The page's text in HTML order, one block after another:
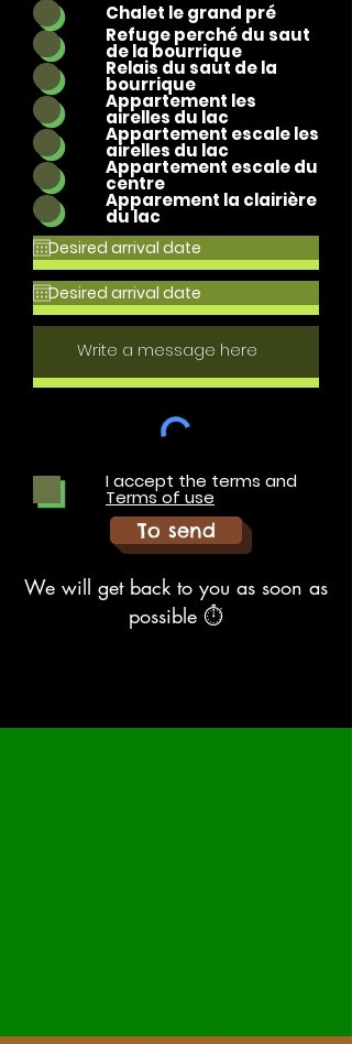
Chalet le grand pré
Refuge perché du saut
de la bourrique
Relais du saut de la
bourrique
Appartement les
airelles du lac
Appartement escale les
airelles du lac
Appartement escale du
centre
Apparement la clairière
du lac
I accept the terms and
Terms of use
To send
We will get back to you as soon as
possible ⏱